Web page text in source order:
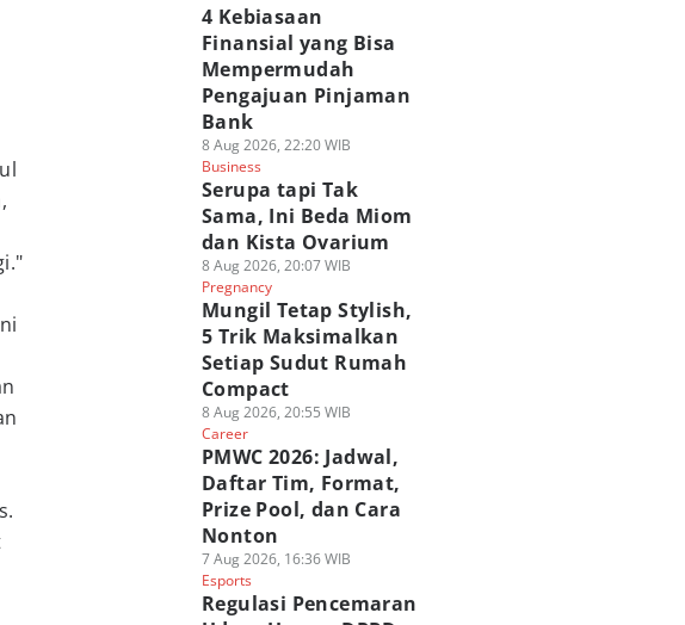
4 Kebiasaan
Finansial yang Bisa
Mempermudah
Pengajuan Pinjaman
Bank
8 Aug 2026, 22:20 WIB
Business
Serupa tapi Tak
Sama, Ini Beda Miom
dan Kista Ovarium
8 Aug 2026, 20:07 WIB
Pregnancy
Mungil Tetap Stylish,
5 Trik Maksimalkan
Setiap Sudut Rumah
Compact
8 Aug 2026, 20:55 WIB
Career
PMWC 2026: Jadwal,
Daftar Tim, Format,
Prize Pool, dan Cara
Nonton
7 Aug 2026, 16:36 WIB
Esports
Regulasi Pencemaran